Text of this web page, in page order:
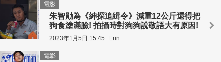
朱智勛為《紳探追緝令》減重12公斤還得把
狗食塗滿臉! 拍攝時對狗狗說敬語大有原因!
電影
2023年1月5日 15:45 Erin
電影